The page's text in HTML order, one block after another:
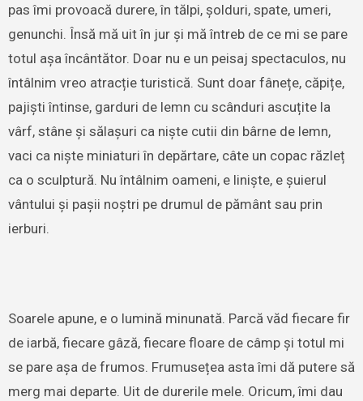
pas îmi provoacă durere, în tălpi, șolduri, spate, umeri,
genunchi. Însă mă uit în jur și mă întreb de ce mi se pare
totul așa încântător. Doar nu e un peisaj spectaculos, nu
întâlnim vreo atracție turistică. Sunt doar fânețe, căpițe,
pajiști întinse, garduri de lemn cu scânduri ascuțite la
vârf, stâne și sălașuri ca niște cutii din bârne de lemn,
vaci ca niște miniaturi în depărtare, câte un copac răzleț
ca o sculptură. Nu întâlnim oameni, e liniște, e șuierul
vântului și pașii noștri pe drumul de pământ sau prin
ierburi.
Soarele apune, e o lumină minunată. Parcă văd fiecare fir
de iarbă, fiecare gâză, fiecare floare de câmp și totul mi
se pare așa de frumos. Frumusețea asta îmi dă putere să
merg mai departe. Uit de durerile mele. Oricum, îmi dau